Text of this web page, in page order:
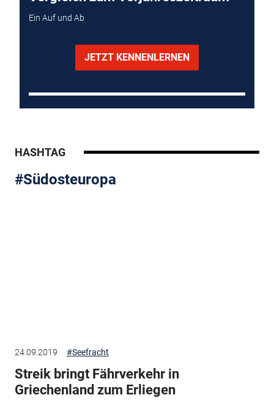
Ein Auf und Ab
JETZT KENNENLERNEN
HASHTAG
#Südosteuropa
24.09.2019 #Seefracht
Streik bringt Fährverkehr in
Griechenland zum Erliegen